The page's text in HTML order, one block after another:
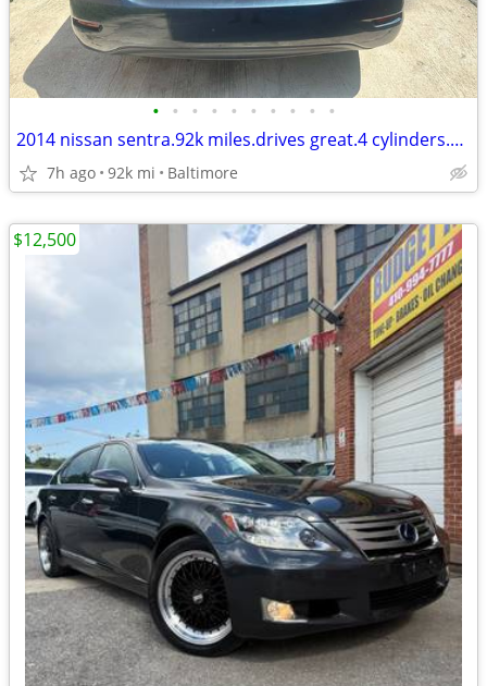
• • • • • • • • • •
2014 nissan sentra.92k miles.drives great.4 cylinders.clean
7h ago 92k mi Baltimore
$12,500